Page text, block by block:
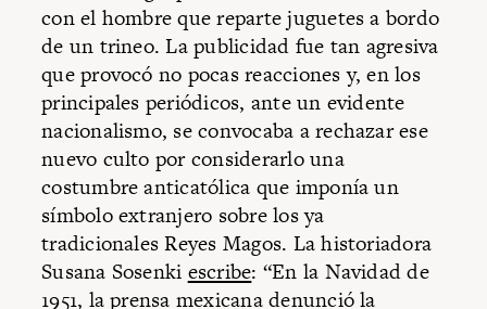
con el hombre que reparte juguetes a bordo
de un trineo. La publicidad fue tan agresiva
que provocó no pocas reacciones y, en los
principales periódicos, ante un evidente
nacionalismo, se convocaba a rechazar ese
nuevo culto por considerarlo una
costumbre anticatólica que imponía un
símbolo extranjero sobre los ya
tradicionales Reyes Magos. La historiadora
Susana Sosenki escribe: “En la Navidad de
1951, la prensa mexicana denunció la